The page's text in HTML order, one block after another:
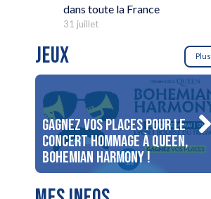
dans toute la France
31 juillet
JEUX Plus
Gagnez vos places pour le
concert Hommage à Queen,
Bohemian Harmony !